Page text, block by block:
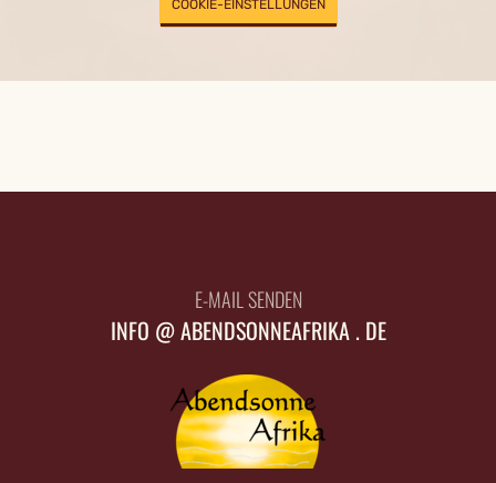
COOKIE-EINSTELLUNGEN
E-MAIL SENDEN
INFO @ ABENDSONNEAFRIKA . DE